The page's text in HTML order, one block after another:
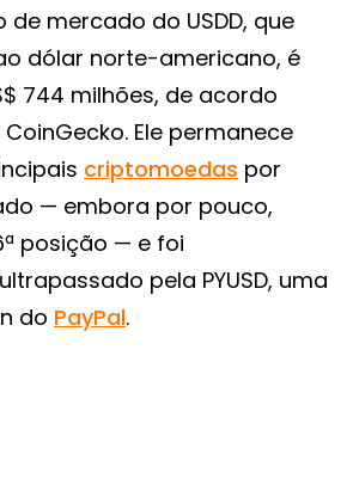
mercado do USDD, que
dólar norte-americano, é
744 milhões, de acordo
Ele permanece
criptomoedas por
— embora por pouco,
posição — e foi
pela PYUSD, uma
do PayPal.